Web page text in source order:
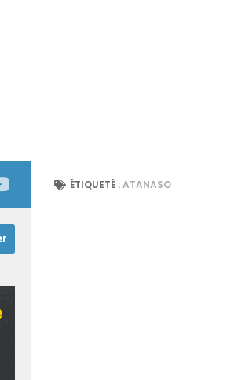
ÉTIQUETÉ :ATANASO